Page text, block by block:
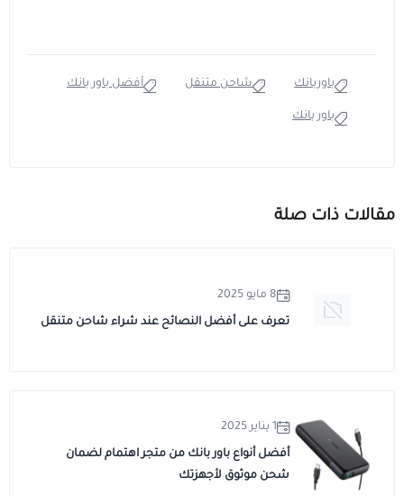
باوربانك شاحن متنقل أفضل باور بانك
باور بانك
مقالات ذات صلة
8 مايو 2025
تعرف على أفضل النصائح عند شراء شاحن متنقل
1 يناير 2025
أفضل أنواع باور بانك من متجر اهتمام لضمان
شحن موثوق لأجهزتك